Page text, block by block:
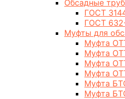
Обсадные
ГОСТ
ГОСТ
Муфты для
Муфта
Муфта
Муфта
Муфта
Муфта
Муфта